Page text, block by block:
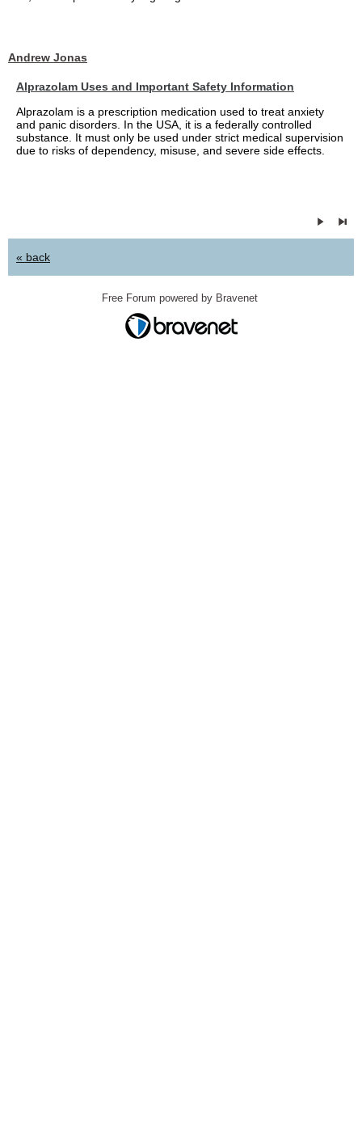
Andrew Jonas
Alprazolam Uses and Important Safety Information
Alprazolam is a prescription medication used to treat anxiety
and panic disorders. In the USA, it is a federally controlled
substance. It must only be used under strict medical supervision
due to risks of dependency, misuse, and severe side effects.
« back
Free Forum powered by Bravenet